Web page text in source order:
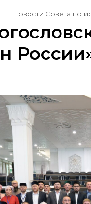
Новости Совета по